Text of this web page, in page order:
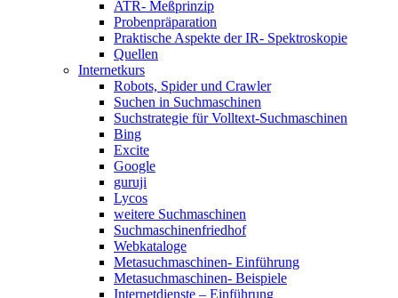
ATR- Meßprinzip
Probenpräparation
Praktische Aspekte der IR- Spektroskopie
Quellen
Internetkurs
Robots, Spider und Crawler
Suchen in Suchmaschinen
Suchstrategie für Volltext-Suchmaschinen
Bing
Excite
Google
guruji
Lycos
weitere Suchmaschinen
Suchmaschinenfriedhof
Webkataloge
Metasuchmaschinen- Einführung
Metasuchmaschinen- Beispiele
Internetdienste – Einführung